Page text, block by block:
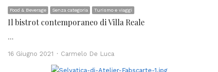
Food & Beverage Senza categoria Turismo e viaggi
Il bistrot contemporaneo di Villa Reale
…
16 Giugno 2021 Author
Carmelo De Luca